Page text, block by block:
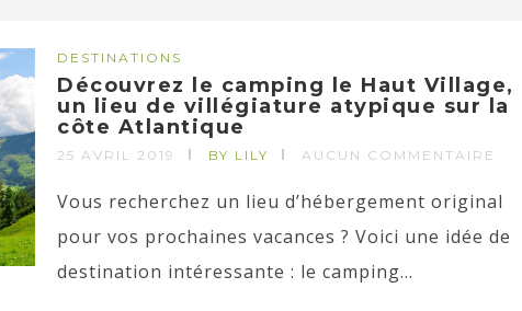
DESTINATIONS
Découvrez le camping le Haut Village,
un lieu de villégiature atypique sur la
côte Atlantique
25 AVRIL 2019 BY LILY AUCUN COMMENTAIRE
Vous recherchez un lieu d’hébergement original
pour vos prochaines vacances ? Voici une idée de
destination intéressante : le camping...